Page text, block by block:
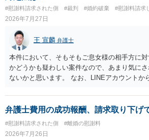
も、ご自身が納得できるかどうかという基準で
と思います。 そのうえで、合意できるかは
否かにかかってはきますが。 ４ 質問④ ご
できないのですが、 清算条項を記載しない
クがありますので、むしろ、原則としては、
であるとお考えいただくといいです。 ご質
すが、可能であれば、ご依頼になるかは別と
直接相談されて、 今後の対応についてアド
切関与しないなら100万円振り込む」という
どの程度証拠価値があるのか ⇒前後のやり取
を見ない限り、具体的な判断はできませんが
と考えます。 ③ 借用書があっても、後から
することは認められるのか。 ⇒おそらく１０
取る正当な権利がないのに利益を取得した）
るものかと推察しますので、 貸金返還ではな
は現在、収入も不安定で貯金もなくリボ払い借
今年に再婚したが主人はお金に厳しい為、一
困難 仮に裁判で敗訴した場合でも、分割払い
か。 ⇒判決となり敗訴してしまった場合は、
の財産を差し押さえられ、そこから債権回収
すが、 和解であれば柔軟な解決が可能ですの
いにより支払うことも十分可能です。 ⑤ この
#慰謝料請求された側 #裁判 #婚約破棄 #慰謝料請求
2026年7月27日
王 宣麟 弁護士
本件において、そもそもご息女様の相手方に
かどうかも疑わしい案件なので、あまり気に
ないかと思います。 なお、LINEアカウントか
るパターンはありえるものの、本件のような
明確にいえないような案件において開示がな
弁護士費用の成功報酬、請求取り下げ
#慰謝料請求された側 #離婚の慰謝料
2026年7月26日